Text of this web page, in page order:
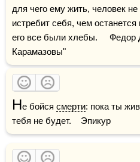
для чего ему жить, человек
истребит себя, чем
его все были хлебы.     Федор
Карамазовы"
Не бойся смерти: пока ты
тебя не будет.    Эпикур